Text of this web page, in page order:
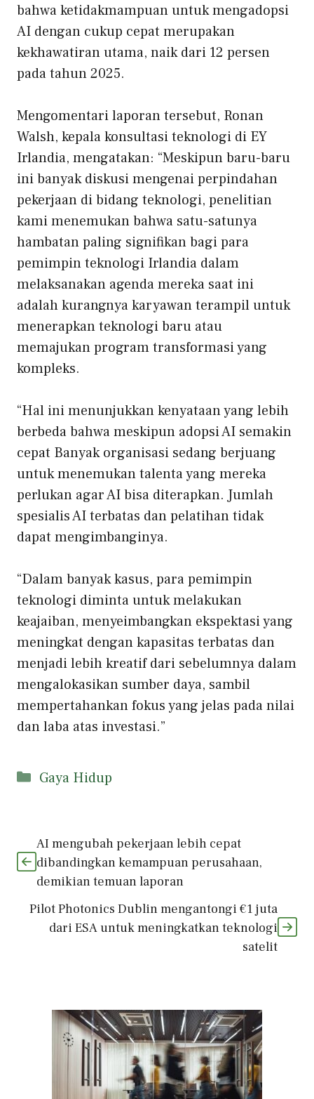
bahwa ketidakmampuan untuk mengadopsi
AI dengan cukup cepat merupakan
kekhawatiran utama, naik dari 12 persen
pada tahun 2025.
Mengomentari laporan tersebut, Ronan
Walsh, kepala konsultasi teknologi di EY
Irlandia, mengatakan: “Meskipun baru-baru
ini banyak diskusi mengenai perpindahan
pekerjaan di bidang teknologi, penelitian
kami menemukan bahwa satu-satunya
hambatan paling signifikan bagi para
pemimpin teknologi Irlandia dalam
melaksanakan agenda mereka saat ini
adalah kurangnya karyawan terampil untuk
menerapkan teknologi baru atau
memajukan program transformasi yang
kompleks.
“Hal ini menunjukkan kenyataan yang lebih
berbeda bahwa meskipun adopsi AI semakin
cepat Banyak organisasi sedang berjuang
untuk menemukan talenta yang mereka
perlukan agar AI bisa diterapkan. Jumlah
spesialis AI terbatas dan pelatihan tidak
dapat mengimbanginya.
“Dalam banyak kasus, para pemimpin
teknologi diminta untuk melakukan
keajaiban, menyeimbangkan ekspektasi yang
meningkat dengan kapasitas terbatas dan
menjadi lebih kreatif dari sebelumnya dalam
mengalokasikan sumber daya, sambil
mempertahankan fokus yang jelas pada nilai
dan laba atas investasi.”
Kategori
Gaya Hidup
AI mengubah pekerjaan lebih cepat
dibandingkan kemampuan perusahaan,
demikian temuan laporan
Pilot Photonics Dublin mengantongi €1 juta
dari ESA untuk meningkatkan teknologi
satelit